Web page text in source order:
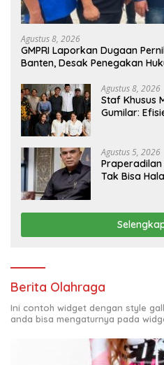
Agustus 8, 2026
GMPRI Laporkan Dugaan
Banten, Desak Penegakan
Agustus 8, 2026
Staf Khusus
Gumilar:
Agustus 5, 2026
Praperadilan
Tak Bisa
Berita Olahraga
Ini contoh widget dengan style
anda bisa mengaturnya pada